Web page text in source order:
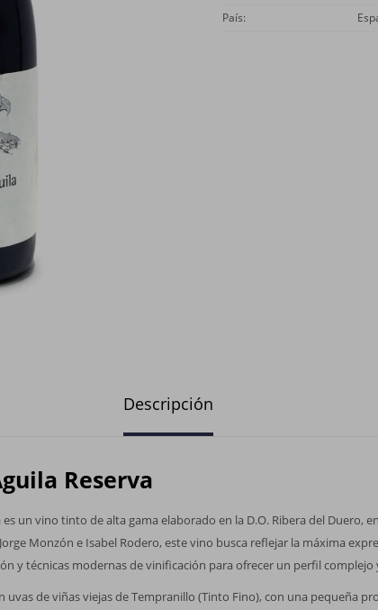
País
Descripción
Reserva
es un vino tinto de alta gama elaborado en la D.O. Ribera del Duero,
Monzón e Isabel Rodero, este vino busca reflejar la máxima
y técnicas modernas de vinificación para ofrecer un perfil complejo
uvas de viñas viejas de Tempranillo (Tinto Fino), con una pequeña